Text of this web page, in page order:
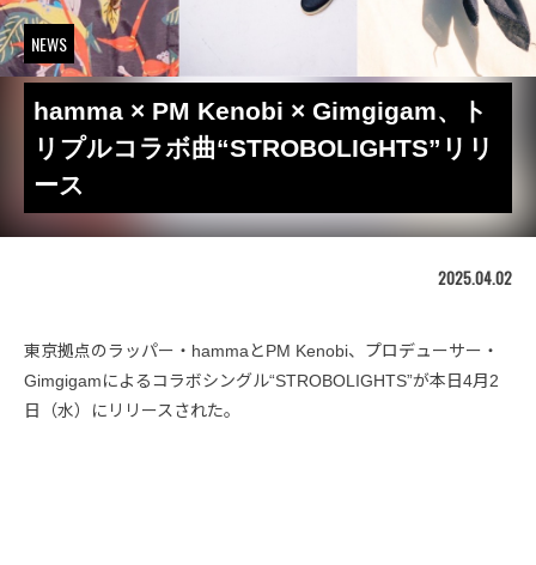
NEWS
hamma × PM Kenobi × Gimgigam、ト
リプルコラボ曲“STROBOLIGHTS”リリ
ース
2025.04.02
東京拠点のラッパー・hammaとPM Kenobi、プロデューサー・
Gimgigamによるコラボシングル“STROBOLIGHTS”が本日4月2
日（水）にリリースされた。